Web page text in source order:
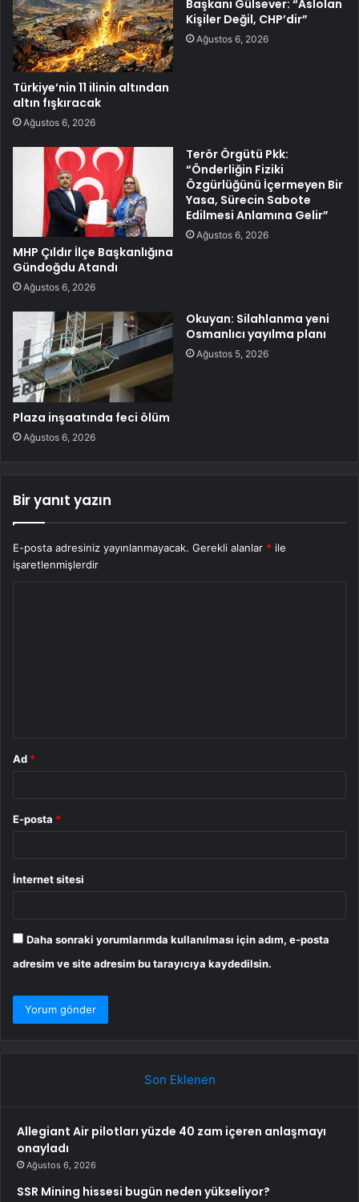
Türkiye’nin 11 ilinin altından
altın fışkıracak
Ağustos 6, 2026
Başkanı Gülsever: “Aslolan
Kişiler Değil, CHP’dir”
Ağustos 6, 2026
MHP Çıldır İlçe Başkanlığına
Gündoğdu Atandı
Ağustos 6, 2026
Terör Örgütü Pkk:
“Önderliğin Fiziki
Özgürlüğünü İçermeyen Bir
Yasa, Sürecin Sabote
Edilmesi Anlamına Gelir”
Ağustos 6, 2026
Plaza inşaatında feci ölüm
Ağustos 6, 2026
Okuyan: Silahlanma yeni
Osmanlıcı yayılma planı
Ağustos 5, 2026
Bir yanıt yazın
E-posta adresiniz yayınlanmayacak. Gerekli alanlar * ile
işaretlenmişlerdir
Ad *
E-posta *
İnternet sitesi
Daha sonraki yorumlarımda kullanılması için adım, e-posta
adresim ve site adresim bu tarayıcıya kaydedilsin.
Son Eklenen
Allegiant Air pilotları yüzde 40 zam içeren anlaşmayı
onayladı
Ağustos 6, 2026
SSR Mining hissesi bugün neden yükseliyor?